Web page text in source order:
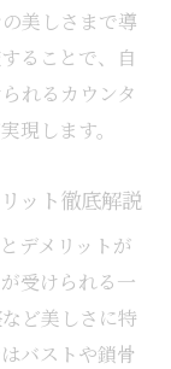
美しさまで導
ることで、自
れるカウンタ
現します。
ット徹底解説
デメリットが
受けられる一
ど美しさに特
バストや鎖骨